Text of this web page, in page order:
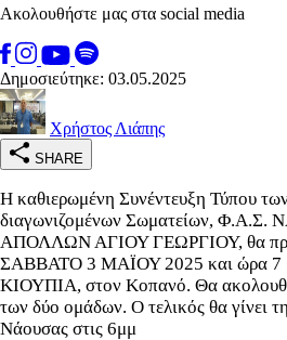
Ακολουθήστε μας στα social media
Δημοσιεύτηκε: 03.05.2025
Χρήστος Λιάπης
SHARE
Η καθιερωμένη Συνέντευξη Τύπου
διαγωνιζομένων Σωματείων, Φ.Α.Σ.
ΑΠΟΛΛΩΝ ΑΓΙΟΥ ΓΕΩΡΓΙΟΥ, θα
ΣΑΒΒΑΤΟ 3 ΜΑΪΟΥ 2025 και ώρα 7
ΚΙΟΥΠΙΑ, στον Κοπανό. Θα
των δύο ομάδων. Ο τελικός θα γίνει
Νάουσας στις 6μμ